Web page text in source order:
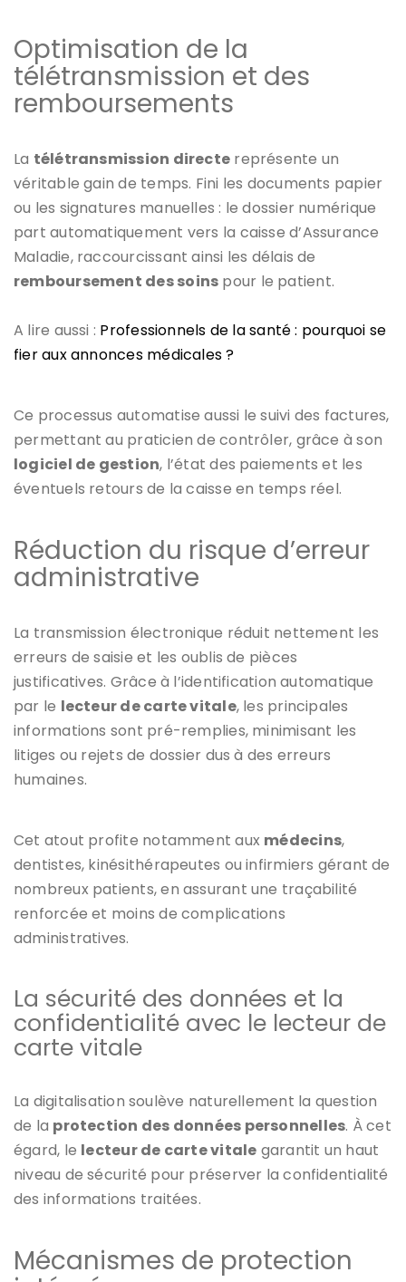
Optimisation de la
télétransmission et des
remboursements
La télétransmission directe représente un
véritable gain de temps. Fini les documents papier
ou les signatures manuelles : le dossier numérique
part automatiquement vers la caisse d’Assurance
Maladie, raccourcissant ainsi les délais de
remboursement des soins pour le patient.
A lire aussi : Professionnels de la santé : pourquoi se
fier aux annonces médicales ?
Ce processus automatise aussi le suivi des factures,
permettant au praticien de contrôler, grâce à son
logiciel de gestion, l’état des paiements et les
éventuels retours de la caisse en temps réel.
Réduction du risque d’erreur
administrative
La transmission électronique réduit nettement les
erreurs de saisie et les oublis de pièces
justificatives. Grâce à l’identification automatique
par le lecteur de carte vitale, les principales
informations sont pré-remplies, minimisant les
litiges ou rejets de dossier dus à des erreurs
humaines.
Cet atout profite notamment aux médecins,
dentistes, kinésithérapeutes ou infirmiers gérant de
nombreux patients, en assurant une traçabilité
renforcée et moins de complications
administratives.
La sécurité des données et la
confidentialité avec le lecteur de
carte vitale
La digitalisation soulève naturellement la question
de la protection des données personnelles. À cet
égard, le lecteur de carte vitale garantit un haut
niveau de sécurité pour préserver la confidentialité
des informations traitées.
Mécanismes de protection